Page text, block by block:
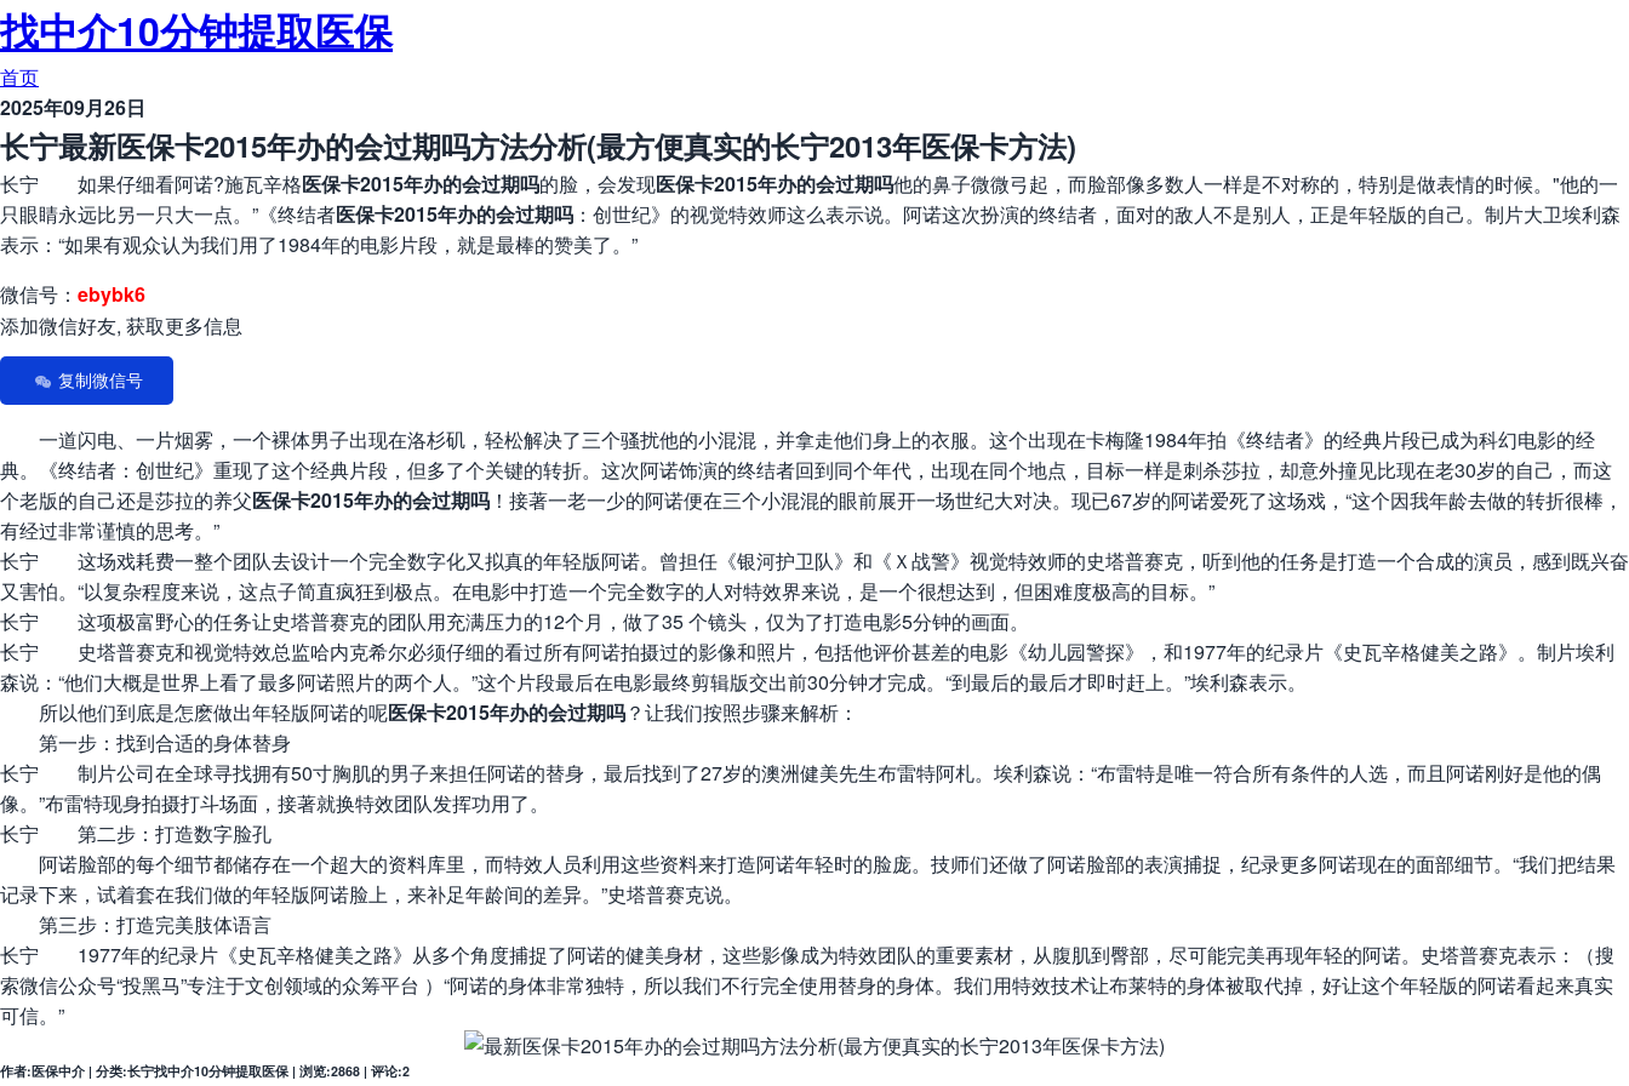
找中介10分钟提取医保
首页
2025年09月26日
长宁最新医保卡2015年办的会过期吗方法分析(最方便真实的长宁2013年医保卡方法)
长宁 如果仔细看阿诺?施瓦辛格医保卡2015年办的会过期吗的脸，会发现医保卡2015年办的会过期吗他的鼻子微微弓起，而脸部像多数人一样是不对称的，特别是做表情的时候。"他的一
只眼睛永远比另一只大一点。”《终结者医保卡2015年办的会过期吗 ：创世纪》的视觉特效师这么表示说。阿诺这次扮演的终结者，面对的敌人不是别人，正是年轻版的自己。制片大卫埃利森
表示：“如果有观众认为我们用了1984年的电影片段，就是最棒的赞美了。”
微信号： ebybk6
添加微信好友, 获取更多信息
复制微信号
一道闪电、一片烟雾，一个裸体男子出现在洛杉矶，轻松解决了三个骚扰他的小混混，并拿走他们身上的衣服。这个出现在卡梅隆1984年拍《终结者》的经典片段已成为科幻电影的经
典。《终结者：创世纪》重现了这个经典片段，但多了个关键的转折。这次阿诺饰演的终结者回到同个年代，出现在同个地点，目标一样是刺杀莎拉，却意外撞见比现在老30岁的自己，而这
个老版的自己还是莎拉的养父医保卡2015年办的会过期吗 ！接著一老一少的阿诺便在三个小混混的眼前展开一场世纪大对决。现已67岁的阿诺爱死了这场戏，“这个因我年龄去做的转折很棒，
有经过非常谨慎的思考。”
长宁 这场戏耗费一整个团队去设计一个完全数字化又拟真的年轻版阿诺。曾担任《银河护卫队》和《Ｘ战警》视觉特效师的史塔普赛克，听到他的任务是打造一个合成的演员，感到既兴奋
又害怕。“以复杂程度来说，这点子简直疯狂到极点。在电影中打造一个完全数字的人对特效界来说，是一个很想达到，但困难度极高的目标。”
长宁 这项极富野心的任务让史塔普赛克的团队用充满压力的12个月，做了35 个镜头，仅为了打造电影5分钟的画面。
长宁 史塔普赛克和视觉特效总监哈内克希尔必须仔细的看过所有阿诺拍摄过的影像和照片，包括他评价甚差的电影《幼儿园警探》，和1977年的纪录片《史瓦辛格健美之路》。制片埃利
森说：“他们大概是世界上看了最多阿诺照片的两个人。”这个片段最后在电影最终剪辑版交出前30分钟才完成。“到最后的最后才即时赶上。”埃利森表示。
所以他们到底是怎麽做出年轻版阿诺的呢医保卡2015年办的会过期吗？让我们按照步骤来解析：
第一步：找到合适的身体替身
长宁 制片公司在全球寻找拥有50寸胸肌的男子来担任阿诺的替身，最后找到了27岁的澳洲健美先生布雷特阿札。埃利森说：“布雷特是唯一符合所有条件的人选，而且阿诺刚好是他的偶
像。”布雷特现身拍摄打斗场面，接著就换特效团队发挥功用了。
长宁 第二步：打造数字脸孔
阿诺脸部的每个细节都储存在一个超大的资料库里，而特效人员利用这些资料来打造阿诺年轻时的脸庞。技师们还做了阿诺脸部的表演捕捉，纪录更多阿诺现在的面部细节。“我们把结果
记录下来，试着套在我们做的年轻版阿诺脸上，来补足年龄间的差异。”史塔普赛克说。
第三步：打造完美肢体语言
长宁 1977年的纪录片《史瓦辛格健美之路》从多个角度捕捉了阿诺的健美身材，这些影像成为特效团队的重要素材，从腹肌到臀部，尽可能完美再现年轻的阿诺。史塔普赛克表示：（搜
索微信公众号“投黑马”专注于文创领域的众筹平台 ）“阿诺的身体非常独特，所以我们不行完全使用替身的身体。我们用特效技术让布莱特的身体被取代掉，好让这个年轻版的阿诺看起来真实
可信。”
作者:医保中介 | 分类:长宁找中介10分钟提取医保 | 浏览:2868 | 评论:2